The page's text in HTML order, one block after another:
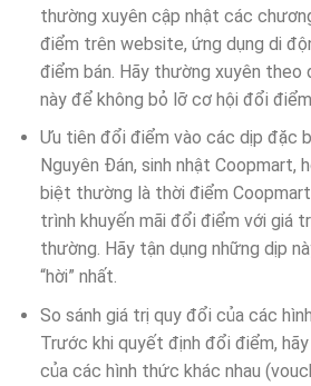
thường xuyên cập nhật các
điểm trên website, ứng dụng di
điểm bán. Hãy thường xuyên theo
này để không bỏ lỡ cơ hội đổi điểm
Ưu tiên đổi điểm vào các dịp đặc
Nguyên Đán, sinh nhật Coopmart,
biệt thường là thời điểm
trình khuyến mãi đổi điểm với giá
thường. Hãy tận dụng những dịp
“hời” nhất.
So sánh giá trị quy đổi của các
Trước khi quyết định đổi điểm,
của các hình thức khác nhau